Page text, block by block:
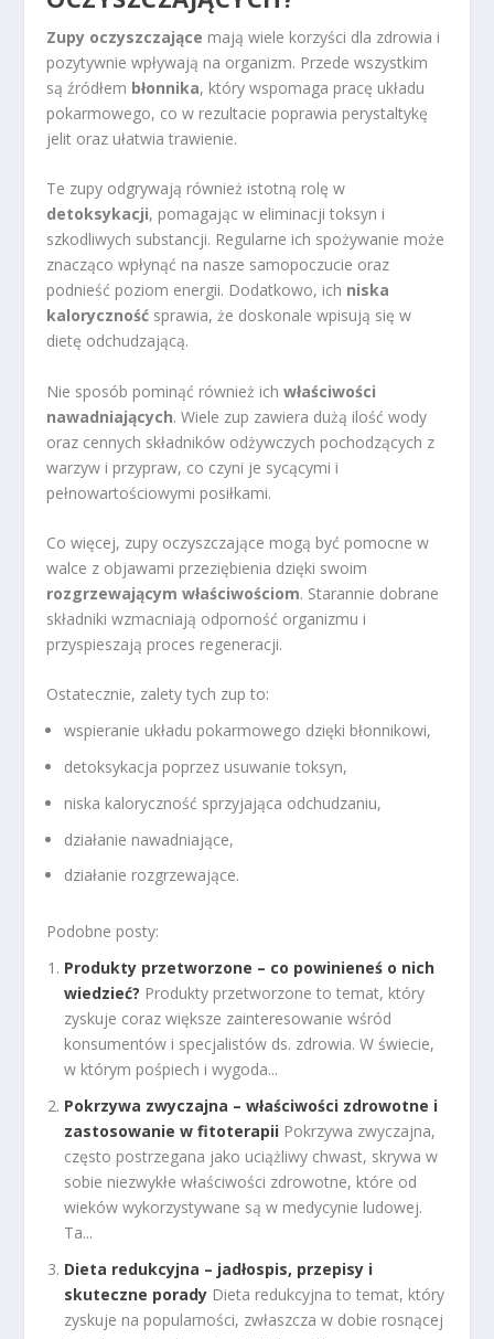
Zupy oczyszczające mają wiele korzyści dla zdrowia i
pozytywnie wpływają na organizm. Przede wszystkim
są źródłem błonnika, który wspomaga pracę układu
pokarmowego, co w rezultacie poprawia perystaltykę
jelit oraz ułatwia trawienie.
Te zupy odgrywają również istotną rolę w
detoksykacji, pomagając w eliminacji toksyn i
szkodliwych substancji. Regularne ich spożywanie może
znacząco wpłynąć na nasze samopoczucie oraz
podnieść poziom energii. Dodatkowo, ich niska
kaloryczność sprawia, że doskonale wpisują się w
dietę odchudzającą.
Nie sposób pominąć również ichwłaściwości
nawadniających. Wiele zup zawiera dużą ilość wody
oraz cennych składników odżywczych pochodzących z
warzyw i przypraw, co czyni je sycącymi i
pełnowartościowymi posiłkami.
Co więcej, zupy oczyszczające mogą być pomocne w
walce z objawami przeziębienia dzięki swoim
rozgrzewającym właściwościom. Starannie dobrane
składniki wzmacniają odporność organizmu i
przyspieszają proces regeneracji.
Ostatecznie, zalety tych zup to:
wspieranie układu pokarmowego dzięki błonnikowi,
detoksykacja poprzez usuwanie toksyn,
niska kaloryczność sprzyjająca odchudzaniu,
działanie nawadniające,
działanie rozgrzewające.
Podobne posty:
Produkty przetworzone – co powinieneś o nich
wiedzieć? Produkty przetworzone to temat, który
zyskuje coraz większe zainteresowanie wśród
konsumentów i specjalistów ds. zdrowia. W świecie,
w którym pośpiech i wygoda...
Pokrzywa zwyczajna – właściwości zdrowotne i
zastosowanie w fitoterapii Pokrzywa zwyczajna,
często postrzegana jako uciążliwy chwast, skrywa w
sobie niezwykłe właściwości zdrowotne, które od
wieków wykorzystywane są w medycynie ludowej.
Ta...
Dieta redukcyjna – jadłospis, przepisy i
skuteczne porady Dieta redukcyjna to temat, który
zyskuje na popularności, zwłaszcza w dobie rosnącej